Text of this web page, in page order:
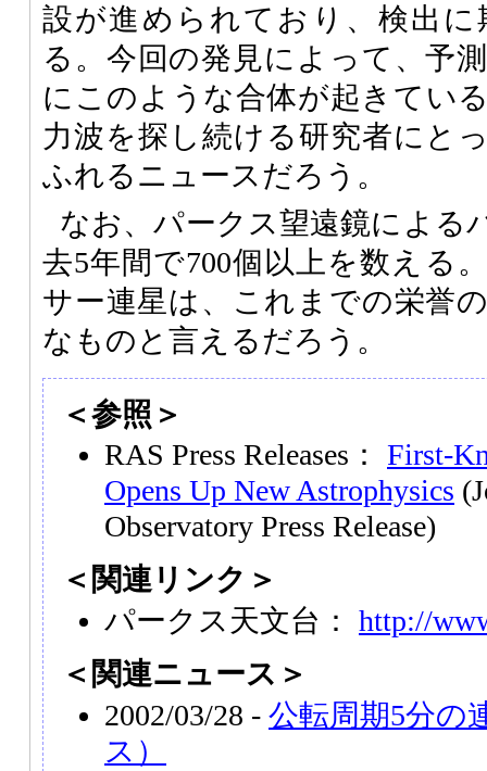
設が進められており、検出
る。今回の発見によって、予
にこのような合体が起きてい
力波を探し続ける研究者にと
ふれるニュースだろう。
なお、パークス望遠鏡による
去5年間で700個以上を数える
サー連星は、これまでの栄誉
なものと言えるだろう。
＜参照＞
RAS Press Releases： First-
Opens Up New Astrophysics
Observatory Press Release)
＜関連リンク＞
パークス天文台： http://
＜関連ニュース＞
2002/03/28 - 公転周期5分の
ス）